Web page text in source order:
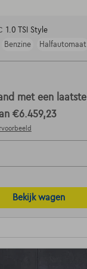
1.0 TSI Style
Benzine Halfautomaat
met een laatste
€6.459,23
Bekijk wagen